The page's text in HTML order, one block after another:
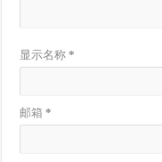
显示名称*
邮箱*